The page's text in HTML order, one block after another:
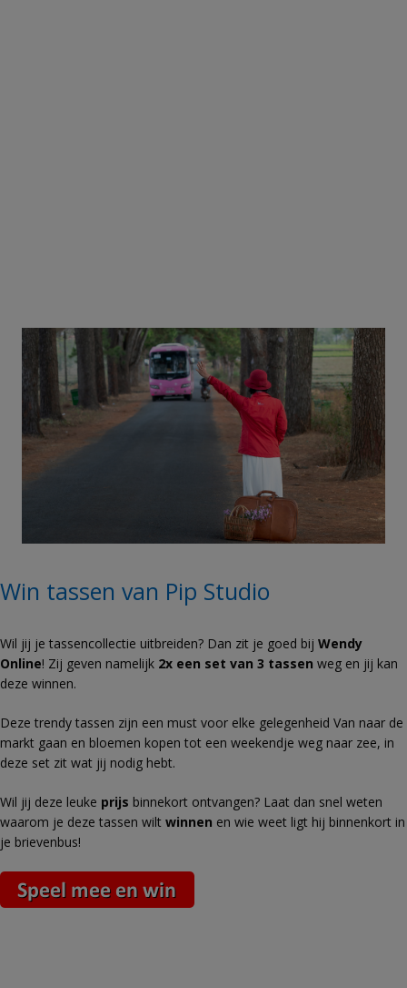
Win tassen van Pip Studio
Wil jij je tassencollectie uitbreiden? Dan zit je goed bij Wendy
Online! Zij geven namelijk 2x een set van 3 tassen weg en jij kan
deze winnen.
Deze trendy tassen zijn een must voor elke gelegenheid Van naar de
markt gaan en bloemen kopen tot een weekendje weg naar zee, in
deze set zit wat jij nodig hebt.
Wil jij deze leuke prijs binnekort ontvangen? Laat dan snel weten
waarom je deze tassen wilt winnen en wie weet ligt hij binnenkort in
je brievenbus!